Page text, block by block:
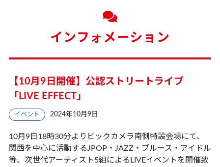
インフォメーション
【10月9日開催】公認ストリートライブ
「LIVE EFFECT」
イベント 2024年10月9日
10月9日18時30分よりビックカメラ南側特設会場にて、
関西を中心に活動するJPOP・JAZZ・ブルース・アイドル
等、次世代アーティスト5組によるLIVEイベントを開催致